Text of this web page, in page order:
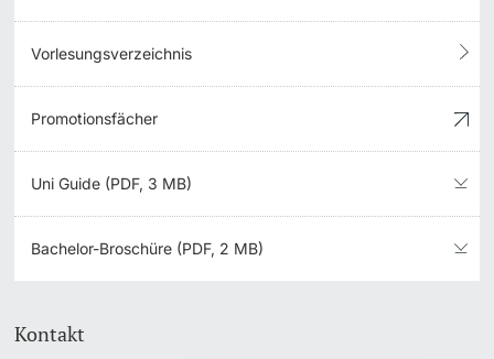
Vorlesungsverzeichnis
Promotionsfächer
Uni Guide (PDF, 3 MB)
Bachelor-Broschüre (PDF, 2 MB)
Kontakt